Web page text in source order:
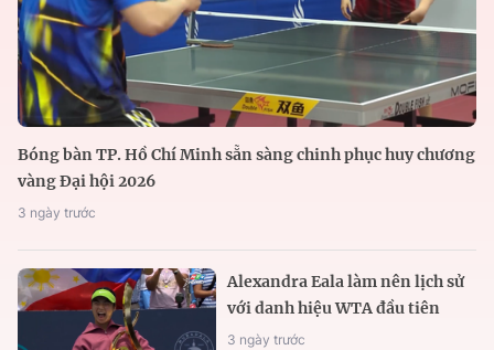
Bóng bàn TP. Hồ Chí Minh sẵn sàng chinh phục huy chương
vàng Đại hội 2026
3 ngày trước
Alexandra Eala làm nên lịch sử
với danh hiệu WTA đầu tiên
3 ngày trước